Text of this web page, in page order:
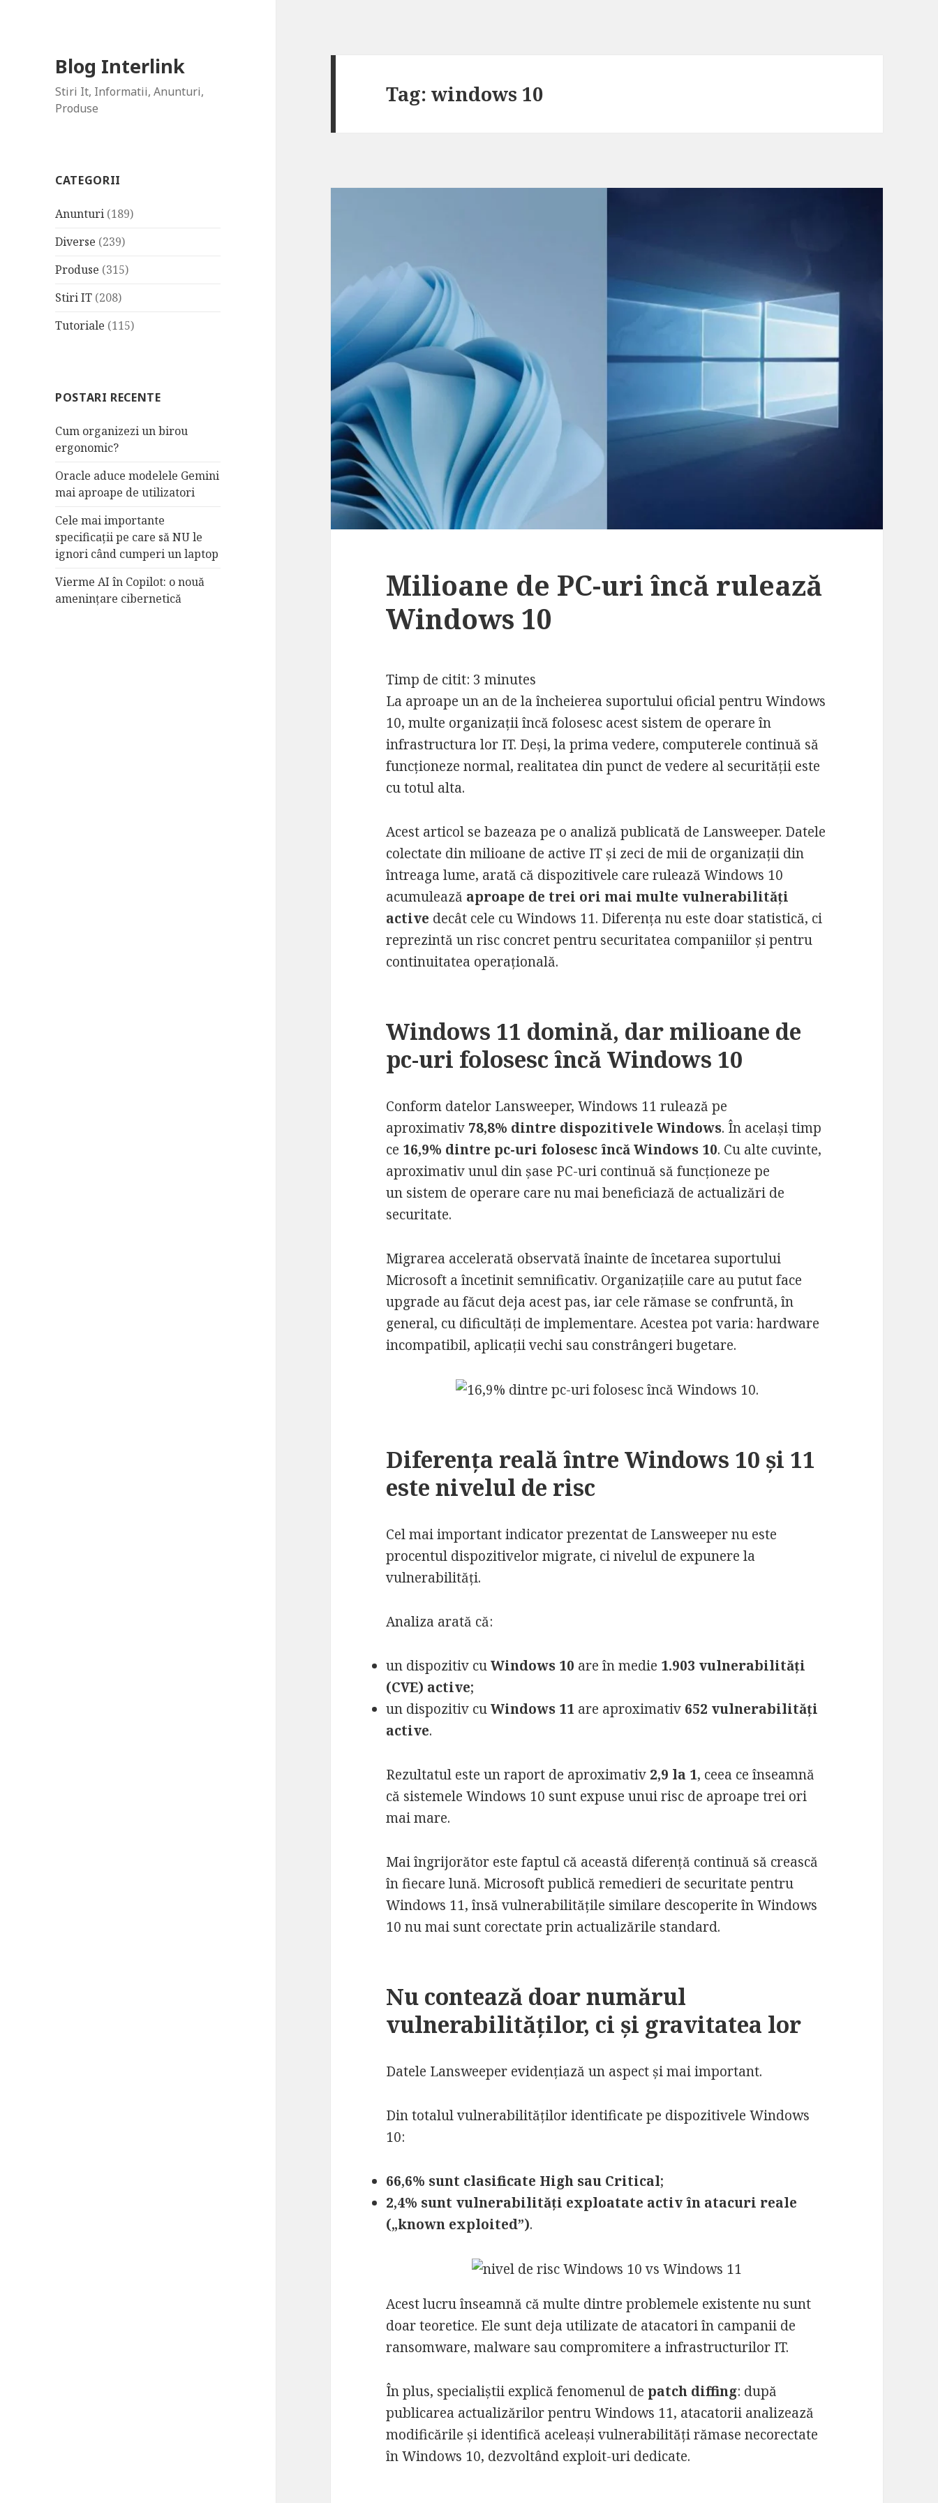
Blog Interlink
Stiri It, Informatii, Anunturi,
Produse
CATEGORII
Anunturi (189)
Diverse (239)
Produse (315)
Stiri IT (208)
Tutoriale (115)
POSTARI RECENTE
Cum organizezi un birou
ergonomic?
Oracle aduce modelele Gemini
mai aproape de utilizatori
Cele mai importante
specificații pe care să NU le
ignori când cumperi un laptop
Vierme AI în Copilot: o nouă
amenințare cibernetică
Tag:windows 10
Milioane de PC-uri încă rulează
Windows 10
Timp de citit: 3 minutes
La aproape un an de la încheierea suportului oficial pentru Windows
10, multe organizații încă folosesc acest sistem de operare în
infrastructura lor IT. Deși, la prima vedere, computerele continuă să
funcționeze normal, realitatea din punct de vedere al securității este
cu totul alta.
Acest articol se bazeaza pe o analiză publicată de Lansweeper. Datele
colectate din milioane de active IT și zeci de mii de organizații din
întreaga lume, arată că dispozitivele care rulează Windows 10
acumulează aproape de trei ori mai multe vulnerabilități
active decât cele cu Windows 11. Diferența nu este doar statistică, ci
reprezintă un risc concret pentru securitatea companiilor și pentru
continuitatea operațională.
Windows 11 domină, dar milioane de
pc-uri folosesc încă Windows 10
Conform datelor Lansweeper, Windows 11 rulează pe
aproximativ 78,8% dintre dispozitivele Windows. În același timp
ce 16,9% dintre pc-uri folosesc încă Windows 10. Cu alte cuvinte,
aproximativ unul din șase PC-uri continuă să funcționeze pe
un sistem de operare care nu mai beneficiază de actualizări de
securitate.
Migrarea accelerată observată înainte de încetarea suportului
Microsoft a încetinit semnificativ. Organizațiile care au putut face
upgrade au făcut deja acest pas, iar cele rămase se confruntă, în
general, cu dificultăți de implementare. Acestea pot varia: hardware
incompatibil, aplicații vechi sau constrângeri bugetare.
Diferența reală între Windows 10 și 11
este nivelul de risc
Cel mai important indicator prezentat de Lansweeper nu este
procentul dispozitivelor migrate, ci nivelul de expunere la
vulnerabilități.
Analiza arată că:
un dispozitiv cuWindows 10 are în medie 1.903 vulnerabilități
(CVE) active;
un dispozitiv cuWindows 11 are aproximativ 652 vulnerabilități
active.
Rezultatul este un raport de aproximativ 2,9 la 1, ceea ce înseamnă
că sistemele Windows 10 sunt expuse unui risc de aproape trei ori
mai mare.
Mai îngrijorător este faptul că această diferență continuă să crească
în fiecare lună. Microsoft publică remedieri de securitate pentru
Windows 11, însă vulnerabilitățile similare descoperite în Windows
10 nu mai sunt corectate prin actualizările standard.
Nu contează doar numărul
vulnerabilităților, ci și gravitatea lor
Datele Lansweeper evidențiază un aspect și mai important.
Din totalul vulnerabilităților identificate pe dispozitivele Windows
10:
66,6% sunt clasificate High sau Critical;
2,4% sunt vulnerabilități exploatate activ în atacuri reale
(„known exploited”).
Acest lucru înseamnă că multe dintre problemele existente nu sunt
doar teoretice. Ele sunt deja utilizate de atacatori în campanii de
ransomware, malware sau compromitere a infrastructurilor IT.
În plus, specialiștii explică fenomenul de patch diffing: după
publicarea actualizărilor pentru Windows 11, atacatorii analizează
modificările și identifică aceleași vulnerabilități rămase necorectate
în Windows 10, dezvoltând exploit-uri dedicate.